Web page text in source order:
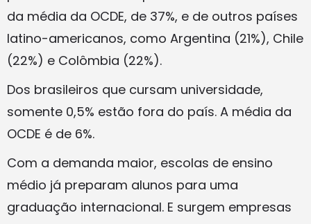
da média da OCDE, de 37%, e de outros países
latino-americanos, como Argentina (21%), Chile
(22%) e Colômbia (22%).
Dos brasileiros que cursam universidade,
somente 0,5% estão fora do país. A média da
OCDE é de 6%.
Com a demanda maior, escolas de ensino
médio já preparam alunos para uma
graduação internacional. E surgem empresas